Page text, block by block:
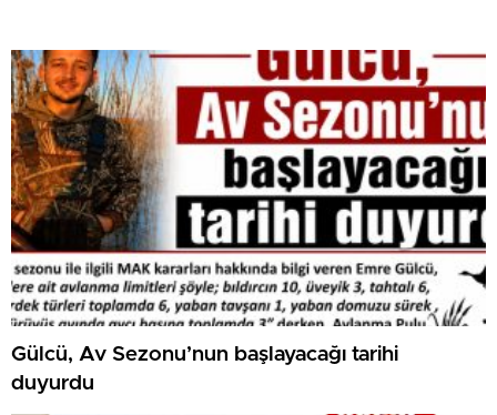
Gülcü, Av Sezonu’nun başlayacağı tarihi
duyurdu